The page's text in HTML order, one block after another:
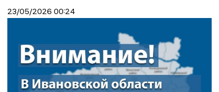
23/05/2026 00:24